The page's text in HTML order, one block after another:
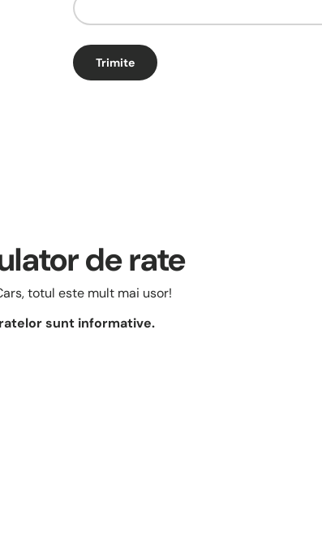
Trimite
de rate
totul este mult mai usor!
sunt informative.